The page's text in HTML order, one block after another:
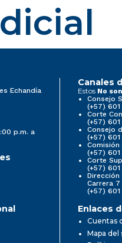
Echandía
p.m. a
Canales
Estos No
Consejo
(+57)
Corte
(+57)
Consejo
(+57)
Comisión
(+57)
Corte
(+57)
Dirección
Carrera
(+57)
Enlaces
Cuentas
Mapa del